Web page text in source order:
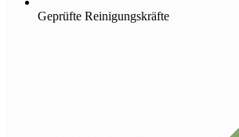
Geprüfte Reinigungskräfte